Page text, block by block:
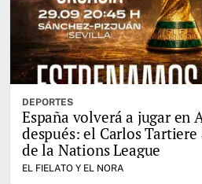
DEPORTES
España volverá a jugar en
después: el Carlos
de la Nations League
EL FIELATO Y EL NORA